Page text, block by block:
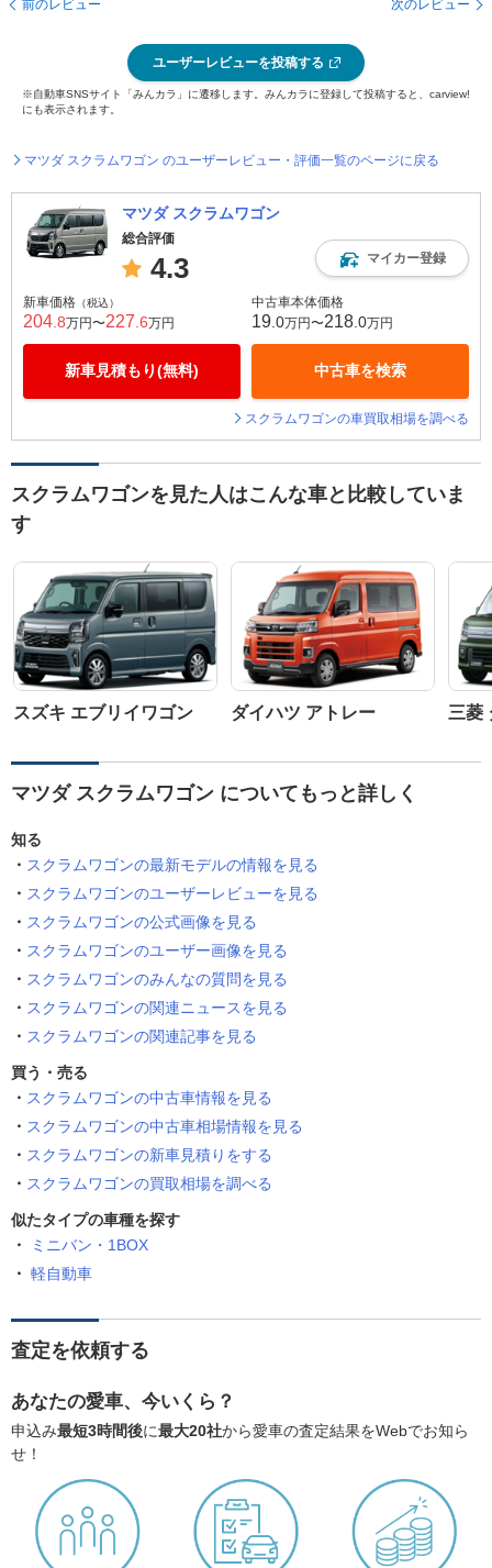
前のレビュー 次のレビュー
ユーザーレビューを投稿する
※自動車SNSサイト「みんカラ」に遷移します。みんカラに登録して投稿すると、carview!
にも表示されます。
マツダ スクラムワゴン のユーザーレビュー・評価一覧のページに戻る
マツダ スクラムワゴン
総合評価
4.3 マイカー登録
新車価格 （税込）
204 .8万円〜227 .6万円
新車見積もり(無料)
中古車本体価格
19 .0万円〜218 .0万円
中古車を検索
スクラムワゴンの車買取相場を調べる
スクラムワゴンを見た人はこんな車と比較していま
す
スズキ エブリイワゴン ダイハツ アトレー 三菱
マツダ スクラムワゴン についてもっと詳しく
知る
スクラムワゴンの最新モデルの情報を見る
スクラムワゴンのユーザーレビューを見る
スクラムワゴンの公式画像を見る
スクラムワゴンのユーザー画像を見る
スクラムワゴンのみんなの質問を見る
スクラムワゴンの関連ニュースを見る
スクラムワゴンの関連記事を見る
買う・売る
スクラムワゴンの中古車情報を見る
スクラムワゴンの中古車相場情報を見る
スクラムワゴンの新車見積りをする
スクラムワゴンの買取相場を調べる
似たタイプの車種を探す
ミニバン・1BOX
軽自動車
査定を依頼する
あなたの愛車、今いくら？
申込み最短3時間後に最大20社から愛車の査定結果をWebでお知ら
せ！